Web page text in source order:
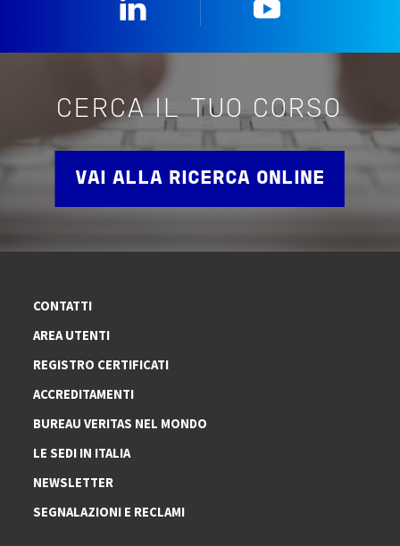
CERCA IL TUO CORSO
VAI ALLA RICERCA ONLINE
CONTATTI
AREA UTENTI
REGISTRO CERTIFICATI
ACCREDITAMENTI
BUREAU VERITAS NEL MONDO
LE SEDI IN ITALIA
NEWSLETTER
SEGNALAZIONI E RECLAMI